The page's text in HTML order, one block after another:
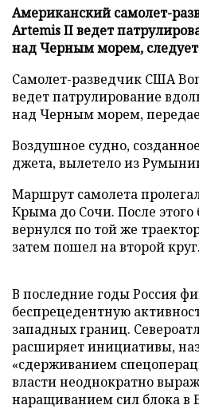
Американский самолет-
Artemis II ведет
над Черным морем,
Самолет-разведчик США
ведет патрулирование
над Черным морем,
Воздушное судно,
джета, вылетело из
Маршрут самолета
Крыма до Сочи. После этого
вернулся по той же
затем пошел на второй круг.
В последние годы Россия
беспрецедентную
западных границ.
расширяет инициативы,
«сдерживанием
власти неоднократно
наращиванием сил блока в